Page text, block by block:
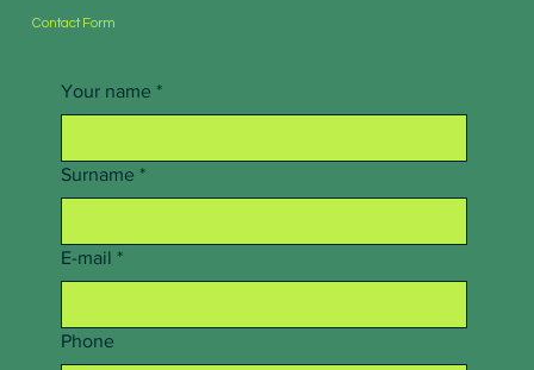
Contact Form
Your name *
Surname *
E-mail *
Phone